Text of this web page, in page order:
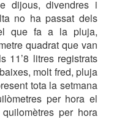
dijous, divendres i
no ha passat dels
que fa a la pluja,
quadrat que van
11’8 litres registrats
molt fred, pluja
tota la setmana
per hora el
per hora